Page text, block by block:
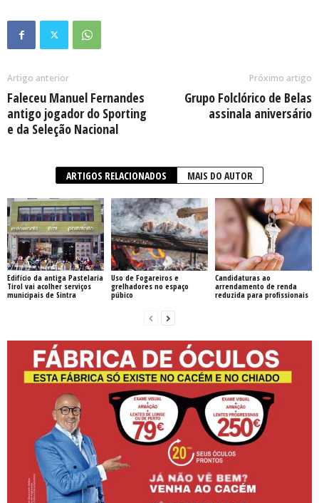
Artigo anterior
Faleceu Manuel Fernandes
antigo jogador do Sporting
e da Seleção Nacional
Próximo artigo
Grupo Folclórico de Belas
assinala aniversário
ARTIGOS RELACIONADOS MAIS DO AUTOR
Edifício da antiga Pastelaria
Tirol vai acolher serviços
municipais de Sintra
Uso de Fogareiros e
grelhadores no espaço
púbico
Candidaturas ao
arrendamento de renda
reduzida para profissionais